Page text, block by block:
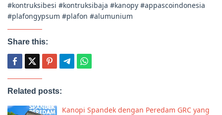
#kontruksibesi #kontruksibaja #kanopy #appascoindonesia
#plafongypsum #plafon #alumunium
Share this:
Related posts:
Kanopi Spandek dengan Peredam GRC yang